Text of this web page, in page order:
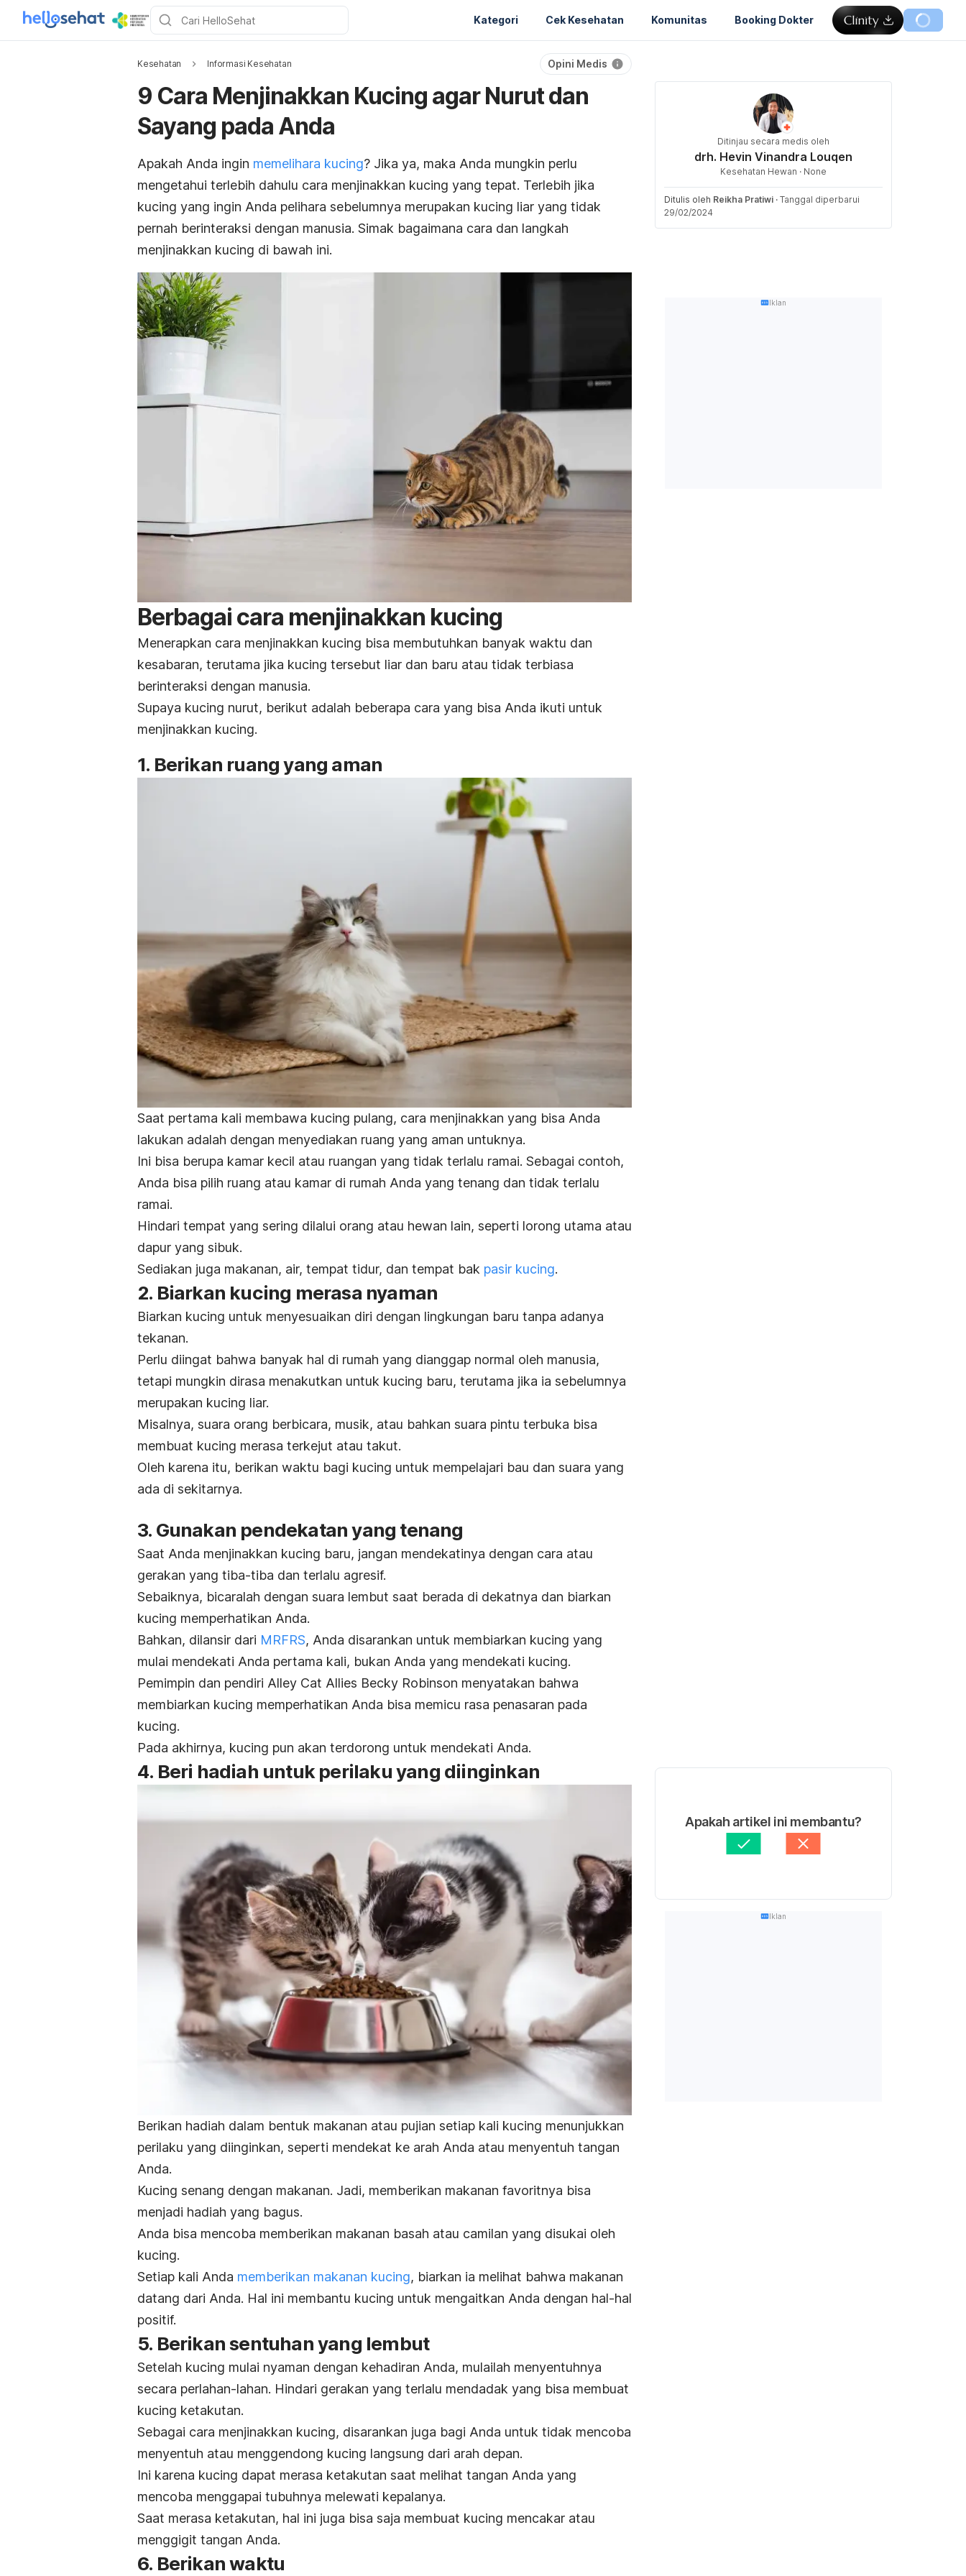
Kategori Cek Kesehatan Komunitas Booking Dokter
Kesehatan Informasi Kesehatan Opini Medis
9 Cara Menjinakkan Kucing agar Nurut dan
Sayang pada Anda
Apakah Anda ingin memelihara kucing? Jika ya, maka Anda mungkin perlu
mengetahui terlebih dahulu cara menjinakkan kucing yang tepat. Terlebih jika
kucing yang ingin Anda pelihara sebelumnya merupakan kucing liar yang tidak
pernah berinteraksi dengan manusia. Simak bagaimana cara dan langkah
menjinakkan kucing di bawah ini.
Berbagai cara menjinakkan kucing
Menerapkan cara menjinakkan kucing bisa membutuhkan banyak waktu dan
kesabaran, terutama jika kucing tersebut liar dan baru atau tidak terbiasa
berinteraksi dengan manusia.
Supaya kucing nurut, berikut adalah beberapa cara yang bisa Anda ikuti untuk
menjinakkan kucing.
1. Berikan ruang yang aman
Saat pertama kali membawa kucing pulang, cara menjinakkan yang bisa Anda
lakukan adalah dengan menyediakan ruang yang aman untuknya.
Ini bisa berupa kamar kecil atau ruangan yang tidak terlalu ramai. Sebagai contoh,
Anda bisa pilih ruang atau kamar di rumah Anda yang tenang dan tidak terlalu
ramai.
Hindari tempat yang sering dilalui orang atau hewan lain, seperti lorong utama atau
dapur yang sibuk.
Sediakan juga makanan, air, tempat tidur, dan tempat bak pasir kucing.
2. Biarkan kucing merasa nyaman
Biarkan kucing untuk menyesuaikan diri dengan lingkungan baru tanpa adanya
tekanan.
Perlu diingat bahwa banyak hal di rumah yang dianggap normal oleh manusia,
tetapi mungkin dirasa menakutkan untuk kucing baru, terutama jika ia sebelumnya
merupakan kucing liar.
Misalnya, suara orang berbicara, musik, atau bahkan suara pintu terbuka bisa
membuat kucing merasa terkejut atau takut.
Oleh karena itu, berikan waktu bagi kucing untuk mempelajari bau dan suara yang
ada di sekitarnya.
3. Gunakan pendekatan yang tenang
Saat Anda menjinakkan kucing baru, jangan mendekatinya dengan cara atau
gerakan yang tiba-tiba dan terlalu agresif.
Sebaiknya, bicaralah dengan suara lembut saat berada di dekatnya dan biarkan
kucing memperhatikan Anda.
Bahkan, dilansir dari MRFRS, Anda disarankan untuk membiarkan kucing yang
mulai mendekati Anda pertama kali, bukan Anda yang mendekati kucing.
Pemimpin dan pendiri Alley Cat Allies Becky Robinson menyatakan bahwa
membiarkan kucing memperhatikan Anda bisa memicu rasa penasaran pada
kucing.
Pada akhirnya, kucing pun akan terdorong untuk mendekati Anda.
4. Beri hadiah untuk perilaku yang diinginkan
Berikan hadiah dalam bentuk makanan atau pujian setiap kali kucing menunjukkan
perilaku yang diinginkan, seperti mendekat ke arah Anda atau menyentuh tangan
Anda.
Kucing senang dengan makanan. Jadi, memberikan makanan favoritnya bisa
menjadi hadiah yang bagus.
Anda bisa mencoba memberikan makanan basah atau camilan yang disukai oleh
kucing.
Setiap kali Anda memberikan makanan kucing, biarkan ia melihat bahwa makanan
datang dari Anda. Hal ini membantu kucing untuk mengaitkan Anda dengan hal-hal
positif.
5. Berikan sentuhan yang lembut
Setelah kucing mulai nyaman dengan kehadiran Anda, mulailah menyentuhnya
secara perlahan-lahan. Hindari gerakan yang terlalu mendadak yang bisa membuat
kucing ketakutan.
Sebagai cara menjinakkan kucing, disarankan juga bagi Anda untuk tidak mencoba
menyentuh atau menggendong kucing langsung dari arah depan.
Ini karena kucing dapat merasa ketakutan saat melihat tangan Anda yang
mencoba menggapai tubuhnya melewati kepalanya.
Saat merasa ketakutan, hal ini juga bisa saja membuat kucing mencakar atau
menggigit tangan Anda.
6. Berikan waktu
Ditinjau secara medis oleh
drh. Hevin Vinandra Louqen
Kesehatan Hewan · None
Ditulis oleh Reikha Pratiwi · Tanggal diperbarui
29/02/2024
Iklan
Apakah artikel ini membantu?
Iklan